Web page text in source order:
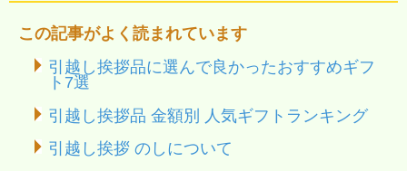
この記事がよく読まれています
引越し挨拶品に選んで良かったおすすめギフ
ト7選
引越し挨拶品 金額別 人気ギフトランキング
引越し挨拶 のしについて